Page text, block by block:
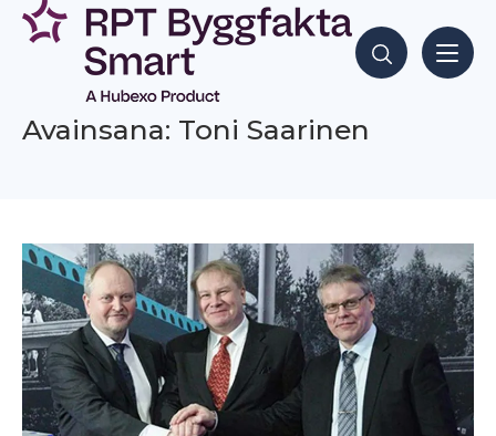
Siirry
sisältöön
Hae sisältöjä
Avainsana: Toni Saarinen